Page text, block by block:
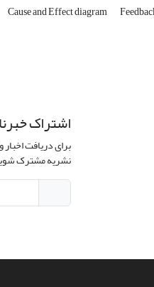
Cause and Effect diagram
اشتراک
برای دریافت
نشریه مشترک